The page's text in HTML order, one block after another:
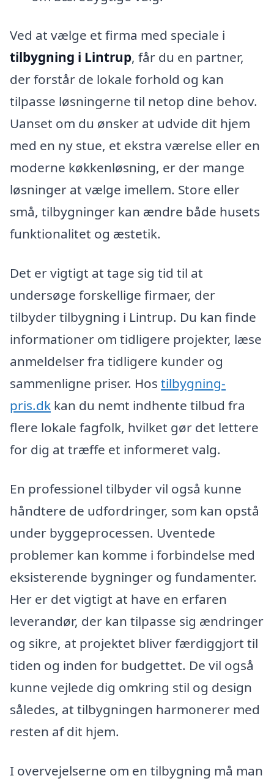
Ved at vælge et firma med speciale i
tilbygning i Lintrup, får du en partner,
der forstår de lokale forhold og kan
tilpasse løsningerne til netop dine behov.
Uanset om du ønsker at udvide dit hjem
med en ny stue, et ekstra værelse eller en
moderne køkkenløsning, er der mange
løsninger at vælge imellem. Store eller
små, tilbygninger kan ændre både husets
funktionalitet og æstetik.
Det er vigtigt at tage sig tid til at
undersøge forskellige firmaer, der
tilbyder tilbygning i Lintrup. Du kan finde
informationer om tidligere projekter, læse
anmeldelser fra tidligere kunder og
sammenligne priser. Hos tilbygning-
pris.dk kan du nemt indhente tilbud fra
flere lokale fagfolk, hvilket gør det lettere
for dig at træffe et informeret valg.
En professionel tilbyder vil også kunne
håndtere de udfordringer, som kan opstå
under byggeprocessen. Uventede
problemer kan komme i forbindelse med
eksisterende bygninger og fundamenter.
Her er det vigtigt at have en erfaren
leverandør, der kan tilpasse sig ændringer
og sikre, at projektet bliver færdiggjort til
tiden og inden for budgettet. De vil også
kunne vejlede dig omkring stil og design
således, at tilbygningen harmonerer med
resten af dit hjem.
I overvejelserne om en tilbygning må man